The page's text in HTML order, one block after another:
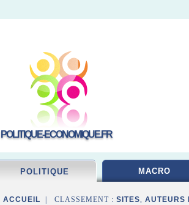
POLITIQUE-ECONOMIQUE.FR
POLITIQUE MACRO
ACCUEIL | CLASSEMENT : SITES, AUTEURS